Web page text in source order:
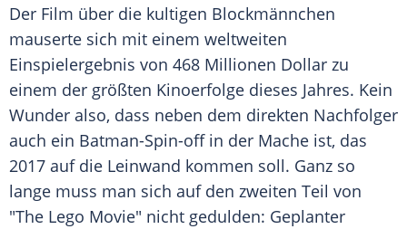
Der Film über die kultigen Blockmännchen
mauserte sich mit einem weltweiten
Einspielergebnis von 468 Millionen Dollar zu
einem der größten Kinoerfolge dieses Jahres. Kein
Wunder also, dass neben dem direkten Nachfolger
auch ein Batman-Spin-off in der Mache ist, das
2017 auf die Leinwand kommen soll. Ganz so
lange muss man sich auf den zweiten Teil von
"The Lego Movie" nicht gedulden: Geplanter